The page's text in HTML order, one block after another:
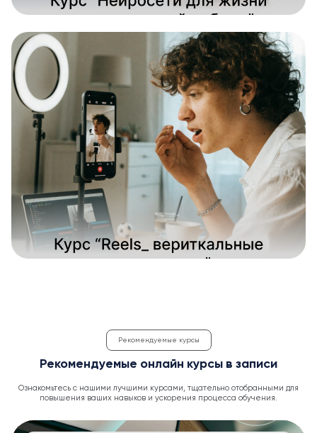
Рекомендуемые курсы
Рекомендуемые онлайн курсы в записи
Ознакомьтесь с нашими лучшими курсами, тщательно отобранными для
повышения ваших навыков и ускорения процесса обучения.